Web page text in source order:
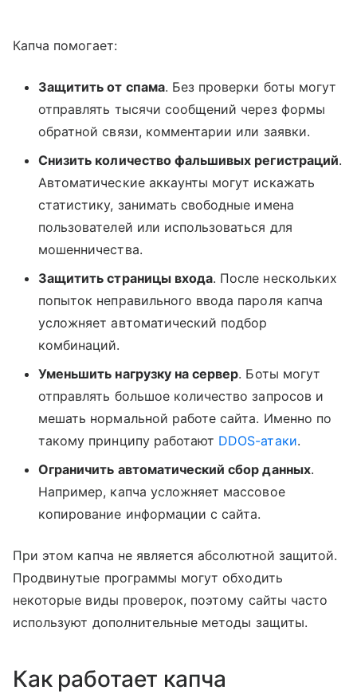
Капча помогает:
Защитить от спама. Без проверки боты могут
отправлять тысячи сообщений через формы
обратной связи, комментарии или заявки.
Снизить количество фальшивых регистраций.
Автоматические аккаунты могут искажать
статистику, занимать свободные имена
пользователей или использоваться для
мошенничества.
Защитить страницы входа. После нескольких
попыток неправильного ввода пароля капча
усложняет автоматический подбор
комбинаций.
Уменьшить нагрузку на сервер. Боты могут
отправлять большое количество запросов и
мешать нормальной работе сайта. Именно по
такому принципу работают DDOS-атаки.
Ограничить автоматический сбор данных.
Например, капча усложняет массовое
копирование информации с сайта.
При этом капча не является абсолютной защитой.
Продвинутые программы могут обходить
некоторые виды проверок, поэтому сайты часто
используют дополнительные методы защиты.
Как работает капча